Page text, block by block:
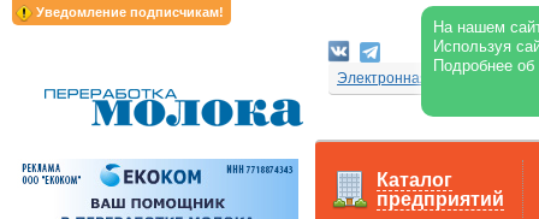
Уведомление подписчикам!
На нашем
Используя
Подробнее
Электронная версия
Каталог
предприятий